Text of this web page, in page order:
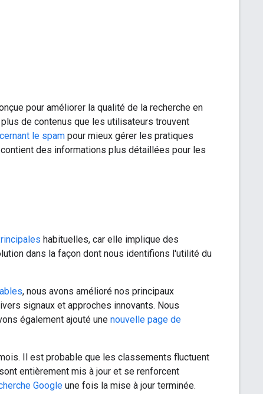
pour améliorer la qualité de la recherche en
de contenus que les utilisateurs trouvent
le spam pour mieux gérer les pratiques
des informations plus détaillées pour les
habituelles, car elle implique des
dans la façon dont nous identifions l'utilité du
, nous avons amélioré nos principaux
signaux et approches innovants. Nous
également ajouté une nouvelle page de
Il est probable que les classements fluctuent
entièrement mis à jour et se renforcent
Google une fois la mise à jour terminée.